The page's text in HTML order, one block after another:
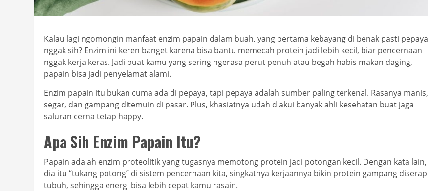
Kalau lagi ngomongin manfaat enzim papain dalam buah, yang pertama kebayang di benak pasti pepaya
nggak sih? Enzim ini keren banget karena bisa bantu memecah protein jadi lebih kecil, biar pencernaan
nggak kerja keras. Jadi buat kamu yang sering ngerasa perut penuh atau begah habis makan daging,
papain bisa jadi penyelamat alami.
Enzim papain itu bukan cuma ada di pepaya, tapi pepaya adalah sumber paling terkenal. Rasanya manis,
segar, dan gampang ditemuin di pasar. Plus, khasiatnya udah diakui banyak ahli kesehatan buat jaga
saluran cerna tetap happy.
Apa Sih Enzim Papain Itu?
Papain adalah enzim proteolitik yang tugasnya memotong protein jadi potongan kecil. Dengan kata lain,
dia itu “tukang potong” di sistem pencernaan kita, singkatnya kerjaannya bikin protein gampang diserap
tubuh, sehingga energi bisa lebih cepat kamu rasain.